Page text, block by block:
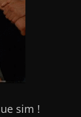
sim !